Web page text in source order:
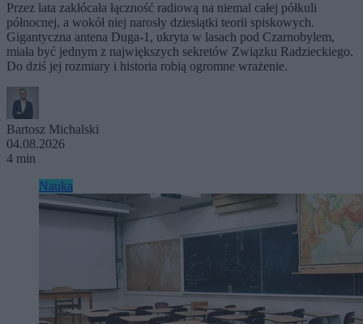
Przez lata zakłócała łączność radiową na niemal całej półkuli
północnej, a wokół niej narosły dziesiątki teorii spiskowych.
Gigantyczna antena Duga-1, ukryta w lasach pod Czarnobylem,
miała być jednym z największych sekretów Związku Radzieckiego.
Do dziś jej rozmiary i historia robią ogromne wrażenie.
Bartosz Michalski
04.08.2026
4 min
Nauka